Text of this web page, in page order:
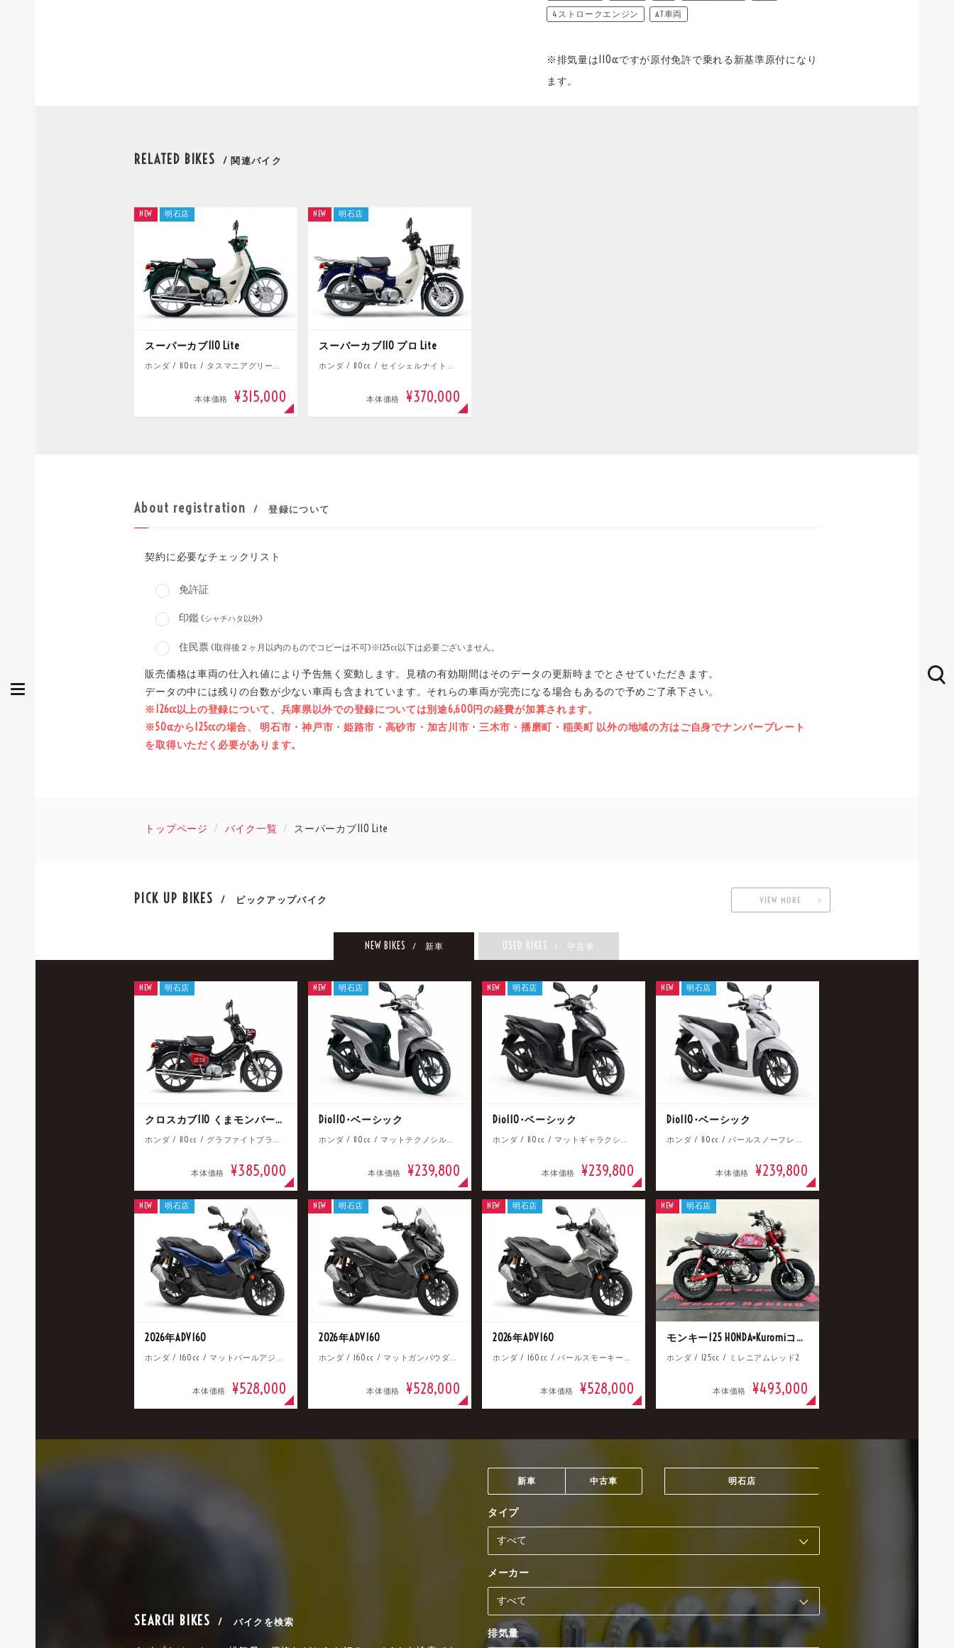
4ストロークエンジン
AT車両
※排気量は110ccですが原付免許で乗れる新基準原付になり
ます。
RELATED BIKES / 関連バイク
スーパーカブ110 Lite
ホンダ / 110cc / タスマニアグリーンメタリック
本体価格 ¥315,000
NEW 明石店
スーパーカブ110 プロ Lite
ホンダ / 110cc / セイシェルナイトブルー
本体価格 ¥370,000
NEW 明石店
About registration / 登録について
契約に必要なチェックリスト
免許証
印鑑 (シャチハタ以外)
住民票 (取得後２ヶ月以内のものでコピーは不可)※125cc以下は必要ございません。
販売価格は車両の仕入れ値により予告無く変動します。見積の有効期間はそのデータの更新時までとさせていただきます。
データの中には残りの台数が少ない車両も含まれています。それらの車両が完売になる場合もあるので予めご了承下さい。
※126cc以上の登録について、兵庫県以外での登録については別途6,600円の経費が加算されます。
※50ccから125ccの場合、 明石市・神戸市・姫路市・高砂市・加古川市・三木市・播磨町・稲美町 以外の地域の方はご自身でナンバープレート
を取得いただく必要があります。
トップページ バイク一覧 スーパーカブ110 Lite
PICK UP BIKES / ピックアップバイク VIEW MORE
NEW BIKES / 新車 USED BIKES / 中古車
クロスカブ110 くまモンバージョン
ホンダ / 110cc / グラファイトブラック
本体価格 ¥385,000
NEW 明石店
Dio110･ベーシック
ホンダ / 110cc / マットテクノシルバーメタリック
本体価格 ¥239,800
NEW 明石店
Dio110･ベーシック
ホンダ / 110cc / マットギャラクシーブラックメタリック
本体価格 ¥239,800
NEW 明石店
Dio110･ベーシック
ホンダ / 110cc / パールスノーフレークホワイト
本体価格 ¥239,800
NEW 明石店
2026年ADV160
ホンダ / 160cc / マットパールアジャイルブルー
本体価格 ¥528,000
NEW 明石店
2026年ADV160
ホンダ / 160cc / マットガンパウダーブラックメタリック
本体価格 ¥528,000
NEW 明石店
2026年ADV160
ホンダ / 160cc / パールスモーキーグレー
本体価格 ¥528,000
NEW 明石店
モンキー125 HONDA×Kuromiコラボ
ホンダ / 125cc / ミレニアムレッド2
本体価格 ¥493,000
NEW 明石店
SEARCH BIKES / バイクを検索
新車 中古車 明石店
タイプ
メーカー
排気量